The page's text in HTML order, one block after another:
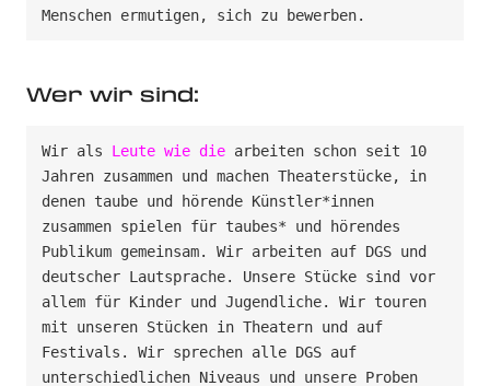
Wer wir sind:
Wir als Leute wie die arbeiten schon seit 10
Jahren zusammen und machen Theaterstücke, in
denen taube und hörende Künstler*innen
zusammen spielen für taubes* und hörendes
Publikum gemeinsam. Wir arbeiten auf DGS und
deutscher Lautsprache. Unsere Stücke sind vor
allem für Kinder und Jugendliche. Wir touren
mit unseren Stücken in Theatern und auf
Festivals. Wir sprechen alle DGS auf
unterschiedlichen Niveaus und unsere Proben